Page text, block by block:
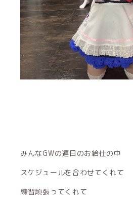
みんなGWの連日のお給仕の中
スケジュールを合わせてくれて
練習頑張ってくれて